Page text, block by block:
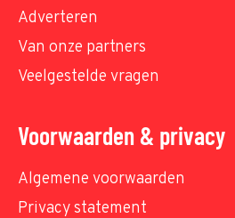
Adverteren
Van onze partners
Veelgestelde vragen
Voorwaarden & privacy
Algemene voorwaarden
Privacy statement